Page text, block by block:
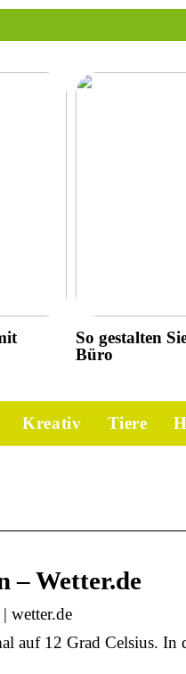
So gestalten
Büro
Kreativ Tiere
– Wetter.de
wetter.de
auf 12 Grad Celsius.